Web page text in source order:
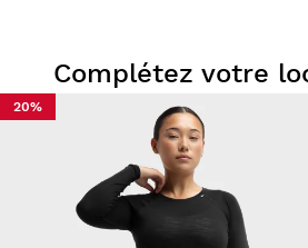
Complétez votre
20%